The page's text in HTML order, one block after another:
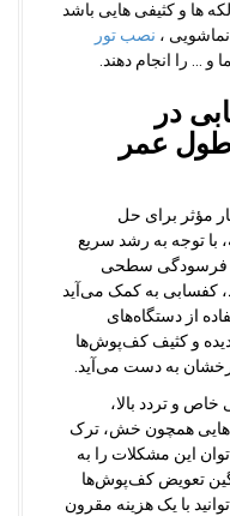
ها و کثیفی هایی باشد
، نصب تور
و … را انجام دهند.
در
طول عمر
مؤثر برای حل
توجه به رشد سریع
فرسودگی سطحی
کفسابی به کمک می‌آید
از دستگاه‌های
و کثیف کف‌پوش‌ها
به دست می‌آید.
و تردد بالا،
همچون خش، ترک
این مشکلات را به
تعویض کف‌پوش‌ها
با یک هزینه مقرون